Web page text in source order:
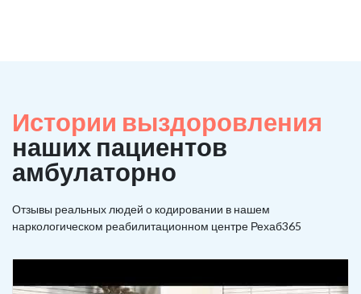
Истории выздоровления
наших пациентов
амбулаторно
Отзывы реальных людей о кодировании в нашем
наркологическом реабилитационном центре Рехаб365